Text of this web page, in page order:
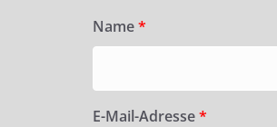
Name*
E-Mail-Adresse*